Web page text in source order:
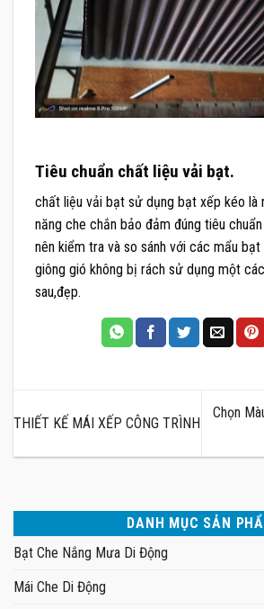
Tiêu chuẩn chất liệu vải bạt.
chất liệu vải bạt sử dụng bạt xếp kéo là
năng che chắn bảo đảm đúng tiêu
nên kiểm tra và so sánh với các mẩu
giông gió không bị rách sử dụng một
sau,đẹp.
THIẾT KẾ MÁI XẾP CÔNG TRÌNH
Chọn
DANH MỤC SẢN
Bạt Che Nắng Mưa Di Động
Mái Che Di Động